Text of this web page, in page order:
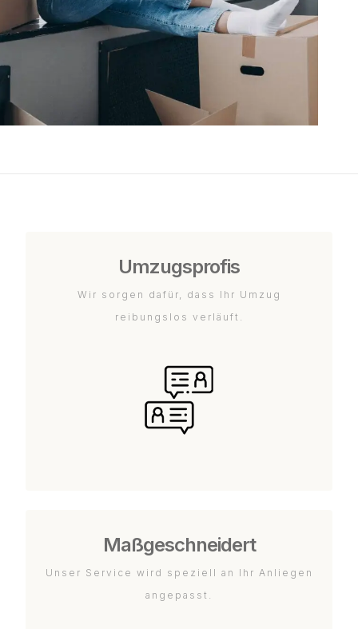
Umzugsprofis
Wir sorgen dafür, dass Ihr Umzug
reibungslos verläuft.
Maßgeschneidert
Unser Service wird speziell an Ihr Anliegen
angepasst.